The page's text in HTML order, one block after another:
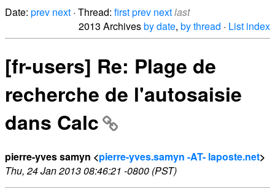
Date: prev next · Thread: firstprev nextlast
2013 Archivesby date, by thread · List index
[fr-users] Re: Plage de
recherche de l'autosaisie
dans Calc
pierre-yves samyn <pierre-yves.samyn -AT- laposte.net>
Thu, 24 Jan 2013 08:46:21 -0800 (PST)